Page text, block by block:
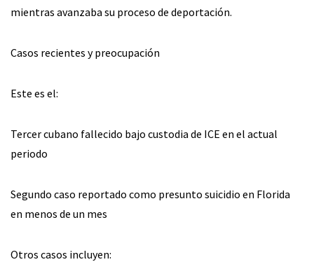
mientras avanzaba su proceso de deportación.
Casos recientes y preocupación
Este es el:
Tercer cubano fallecido bajo custodia de ICE en el actual
periodo
Segundo caso reportado como presunto suicidio en Florida
en menos de un mes
Otros casos incluyen: